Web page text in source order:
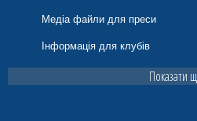
Медіа файли для преси
Інформація для клубів
Показати